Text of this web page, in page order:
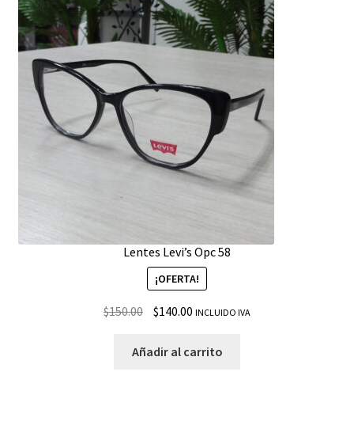
Lentes Levi’s Opc 58
¡OFERTA!
$150.00 $140.00 INCLUIDO IVA
Añadir al carrito